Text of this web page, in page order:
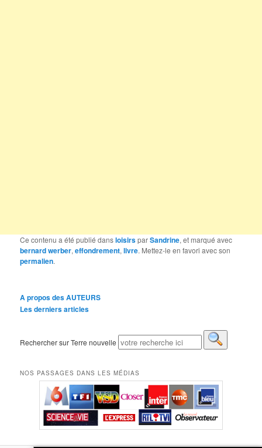
Ce contenu a été publié dansloisirsparSandrine, et marqué avec
bernard werber,effondrement,livre. Mettez-le en favori avec son
permalien.
A propos des AUTEURS
Les derniers articles
Rechercher sur Terre nouvelle
NOS PASSAGES DANS LES MÉDIAS